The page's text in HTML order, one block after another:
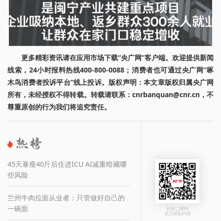
更多精彩资讯请在应用市场下载“央广网”客户端。欢迎提供新闻
线索，24小时报料热线400-800-0088；消费者也可通过央广网“啄
木鸟消费者投诉平台”线上投诉。版权声明：本文章版权归属央广网
所有，未经授权不得转载。转载请联系：cnrbanquan@cnr.cn，不
尊重原创的行为我们将追究责任。
45天暴瘦40斤后住进ICU AI减重暗藏哪
些风险
兰州牛肉拉面从业者：只管做好自己的
一碗面
长按二维码
关注精彩内容